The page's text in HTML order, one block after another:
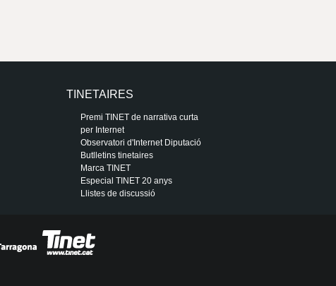
TINETAIRES
Premi TINET de narrativa curta
per Internet
Observatori d'Internet Diputació
Butlletins tinetaires
Marca TINET
Especial TINET 20 anys
Llistes de discussió